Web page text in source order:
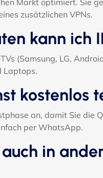
Markt optimiert. Sie
zusätzlichen VPNs.
kann ich
(Samsung, LG,
Laptops.
kostenlos
an, damit Sie die
per WhatsApp.
in